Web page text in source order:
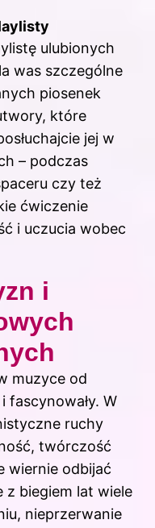
ulubionych
was szczególne
piosenek
które
jej w
– podczas
czy też
ćwiczenie
i uczucia wobec
i
muzyce od
fascynowały. W
ruchy
twórczość
wiernie odbijać
z biegiem lat wiele
nieprzerwanie